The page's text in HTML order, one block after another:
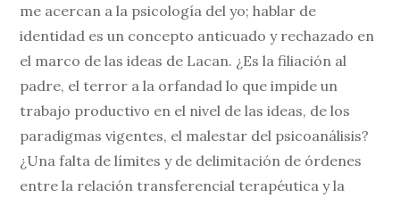
me acercan a la psicología del yo; hablar de
identidad es un concepto anticuado y rechazado en
el marco de las ideas de Lacan. ¿Es la filiación al
padre, el terror a la orfandad lo que impide un
trabajo productivo en el nivel de las ideas, de los
paradigmas vigentes, el malestar del psicoanálisis?
¿Una falta de límites y de delimitación de órdenes
entre la relación transferencial terapéutica y la